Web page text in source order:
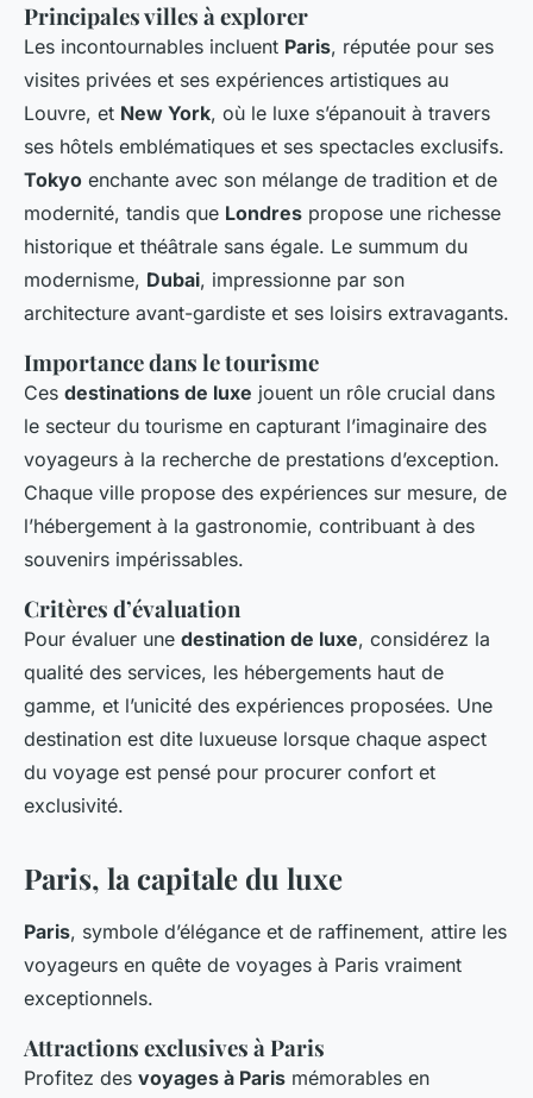
Principales villes à explorer
Les incontournables incluent Paris, réputée pour ses
visites privées et ses expériences artistiques au
Louvre, et New York, où le luxe s’épanouit à travers
ses hôtels emblématiques et ses spectacles exclusifs.
Tokyo enchante avec son mélange de tradition et de
modernité, tandis que Londres propose une richesse
historique et théâtrale sans égale. Le summum du
modernisme, Dubai, impressionne par son
architecture avant-gardiste et ses loisirs extravagants.
Importance dans le tourisme
Ces destinations de luxe jouent un rôle crucial dans
le secteur du tourisme en capturant l’imaginaire des
voyageurs à la recherche de prestations d’exception.
Chaque ville propose des expériences sur mesure, de
l’hébergement à la gastronomie, contribuant à des
souvenirs impérissables.
Critères d’évaluation
Pour évaluer une destination de luxe, considérez la
qualité des services, les hébergements haut de
gamme, et l’unicité des expériences proposées. Une
destination est dite luxueuse lorsque chaque aspect
du voyage est pensé pour procurer confort et
exclusivité.
Paris, la capitale du luxe
Paris, symbole d’élégance et de raffinement, attire les
voyageurs en quête de voyages à Paris vraiment
exceptionnels.
Attractions exclusives à Paris
Profitez des voyages à Paris mémorables en